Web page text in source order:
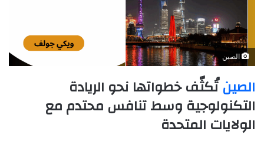
الصين
الصينتُكثّف خطواتها نحو الريادة
التكنولوجية وسط تنافس محتدم مع
الولايات المتحدة